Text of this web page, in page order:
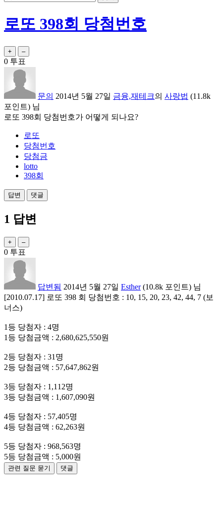
로또 398회 당첨번호
0 투표
문의 2014년 5월 27일 금융,재테크의 사랑법 (11.8k
포인트) 님
로또 398회 당첨번호가 어떻게 되나요?
로또
당첨번호
당첨금
lotto
398회
1 답변
0 투표
답변됨 2014년 5월 27일 Esther (10.8k 포인트) 님
[2010.07.17] 로또 398 회 당첨번호 : 10, 15, 20, 23, 42, 44, 7 (보
너스)
1등 당첨자 : 4명
1등 당첨금액 : 2,680,625,550원
2등 당첨자 : 31명
2등 당첨금액 : 57,647,862원
3등 당첨자 : 1,112명
3등 당첨금액 : 1,607,090원
4등 당첨자 : 57,405명
4등 당첨금액 : 62,263원
5등 당첨자 : 968,563명
5등 당첨금액 : 5,000원